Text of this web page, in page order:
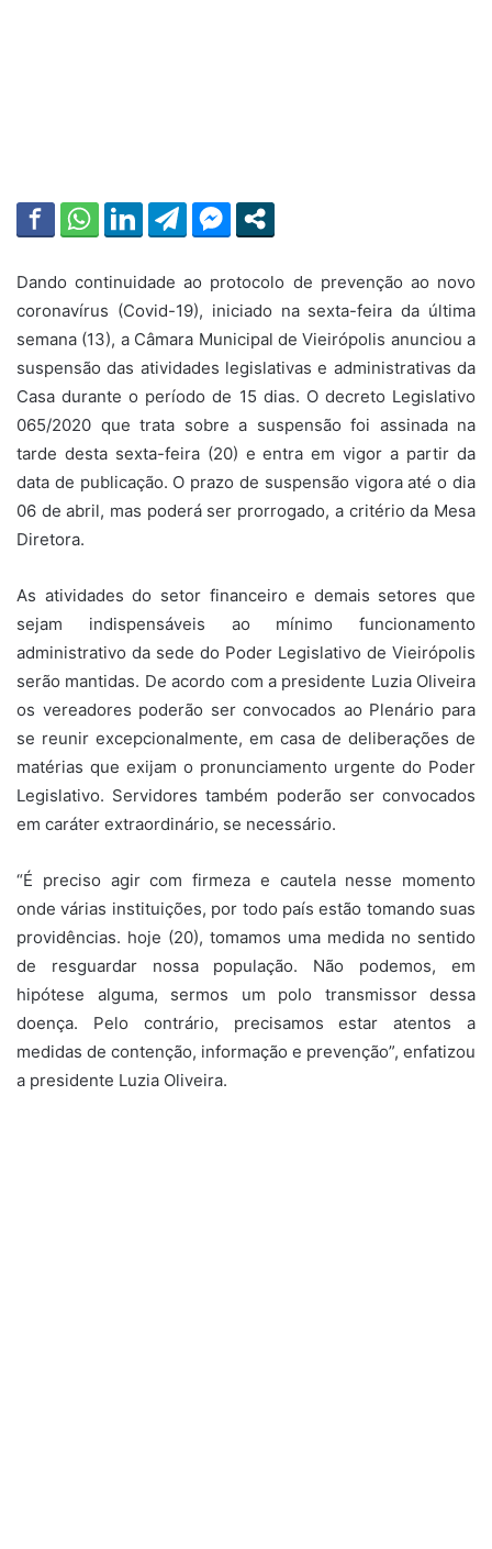
Dando continuidade ao protocolo de prevenção ao novo
coronavírus (Covid-19), iniciado na sexta-feira da última
semana (13), a Câmara Municipal de Vieirópolis anunciou a
suspensão das atividades legislativas e administrativas da
Casa durante o período de 15 dias. O decreto Legislativo
065/2020 que trata sobre a suspensão foi assinada na
tarde desta sexta-feira (20) e entra em vigor a partir da
data de publicação. O prazo de suspensão vigora até o dia
06 de abril, mas poderá ser prorrogado, a critério da Mesa
Diretora.
As atividades do setor financeiro e demais setores que
sejam indispensáveis ao mínimo funcionamento
administrativo da sede do Poder Legislativo de Vieirópolis
serão mantidas. De acordo com a presidente Luzia Oliveira
os vereadores poderão ser convocados ao Plenário para
se reunir excepcionalmente, em casa de deliberações de
matérias que exijam o pronunciamento urgente do Poder
Legislativo. Servidores também poderão ser convocados
em caráter extraordinário, se necessário.
“É preciso agir com firmeza e cautela nesse momento
onde várias instituições, por todo país estão tomando suas
providências. hoje (20), tomamos uma medida no sentido
de resguardar nossa população. Não podemos, em
hipótese alguma, sermos um polo transmissor dessa
doença. Pelo contrário, precisamos estar atentos a
medidas de contenção, informação e prevenção”, enfatizou
a presidente Luzia Oliveira.